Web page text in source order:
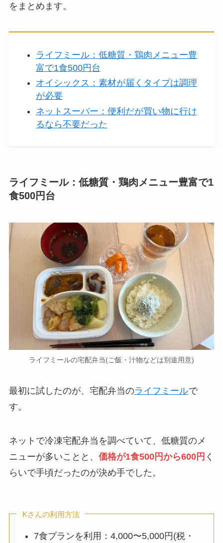
をまとめます。
ライフミール：低糖質・鶏肉メニュー豊
富で1食500円台
オイシックス：素材が届くタイプは調理
が必要
ネットスーパー：便利だが買い物に行け
るなら不要だった
ライフミール：低糖質・鶏肉メニュー豊富で1
食500円台
ライフミールの宅配弁当(ご飯・汁物などは別途用意)
最初に試したのが、宅配弁当のライフミールで
す。
ネットで冷凍宅配弁当を調べていて、低糖質のメ
ニューが多いことと、 価格が1食500円から600円 く
らいで手頃だったのが決め手でした。
Kさんの利用方法
7食プランを利用：4,000〜5,000円(税・